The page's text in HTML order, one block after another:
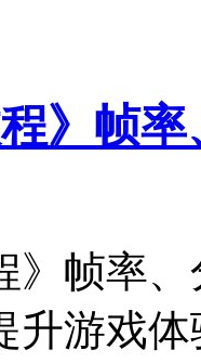
程》帧
》帧率
升游戏